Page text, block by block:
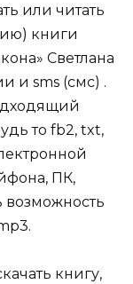
или читать
книги
Светлана
и sms (смс) .
то fb2, txt,
ПК,
возможность
книгу,